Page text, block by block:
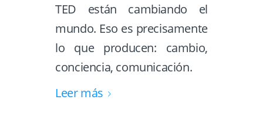
TED están cambiando el
mundo. Eso es precisamente
lo que producen: cambio,
conciencia, comunicación.
Leer más